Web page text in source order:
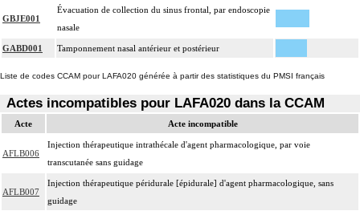
GBJE001
Évacuation de collection du sinus frontal, par endoscopie
nasale
GABD001 Tamponnement nasal antérieur et postérieur
Liste de codes CCAM pour LAFA020 générée à partir des statistiques du PMSI français
Actes incompatibles pour LAFA020 dans la CCAM
Acte Acte incompatible
AFLB006
Injection thérapeutique intrathécale d'agent pharmacologique, par voie
transcutanée sans guidage
AFLB007
Injection thérapeutique péridurale [épidurale] d'agent pharmacologique, sans
guidage